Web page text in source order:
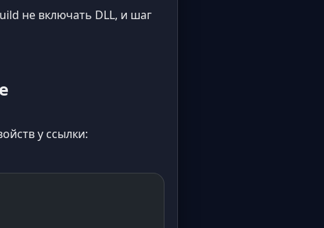
не включать DLL, и шаг
у ссылки: